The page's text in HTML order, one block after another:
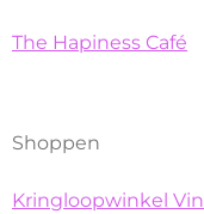
The Hapiness Café
Shoppen
Kringloopwinkel